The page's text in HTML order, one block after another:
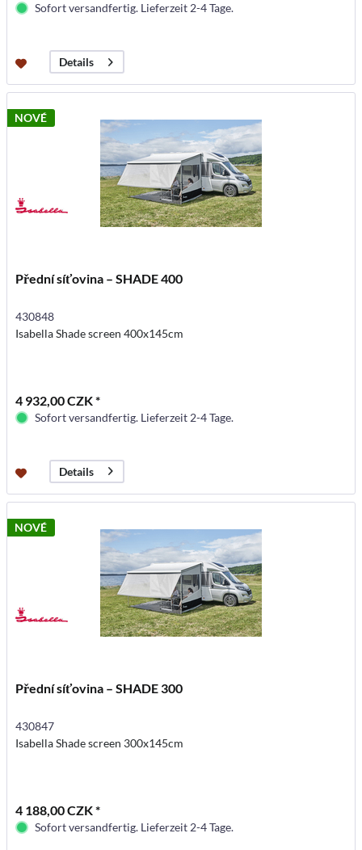
Sofort versandfertig. Lieferzeit 2-4 Tage.
Details
NOVÉ
Přední síťovina – SHADE 400
430848
Isabella Shade screen 400x145cm
4 932,00 CZK *
Sofort versandfertig. Lieferzeit 2-4 Tage.
Details
NOVÉ
Přední síťovina – SHADE 300
430847
Isabella Shade screen 300x145cm
4 188,00 CZK *
Sofort versandfertig. Lieferzeit 2-4 Tage.